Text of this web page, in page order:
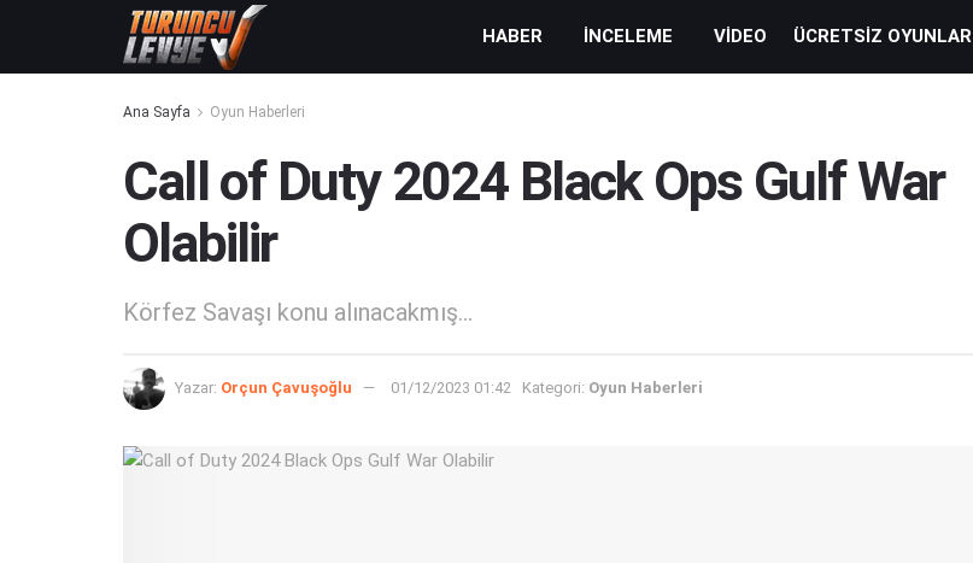
HABER İNCELEME VIDEO ÜCRETSIZ OYUNLAR
Ana Sayfa Oyun Haberleri
Call of Duty 2024 Black Ops Gulf War
Olabilir
Körfez Savaşı konu alınacakmış...
Yazar: Orçun Çavuşoğlu 01/12/2023 01:42 Kategori: Oyun Haberleri